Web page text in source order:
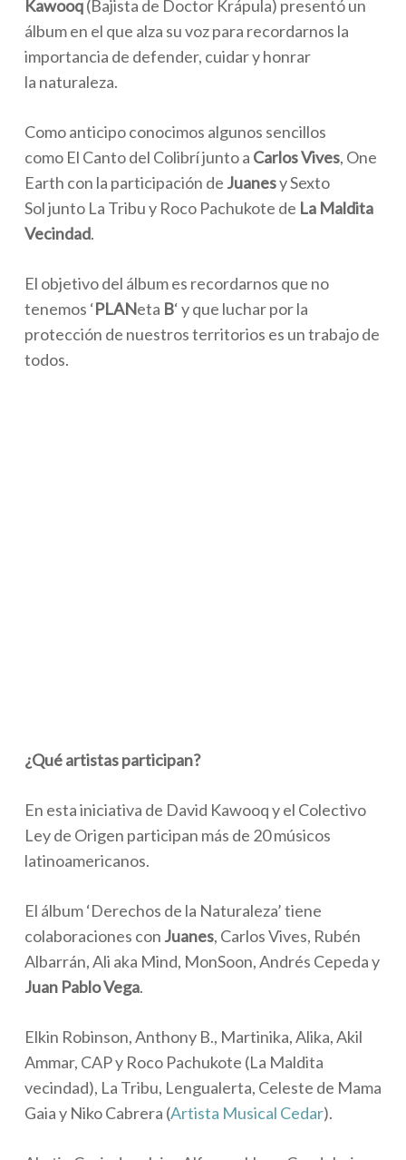
Kawooq(Bajista de Doctor Krápula) presentó un
álbum en el que alza su voz para recordarnos la
importancia de defender, cuidar y honrar
la naturaleza.
Como anticipo conocimos algunos sencillos
como El Canto del Colibrí junto a Carlos Vives, One
Earth con la participación de Juanesy Sexto
Sol junto La Tribu y Roco Pachukote de La Maldita
Vecindad.
El objetivo del álbum es recordarnos que no
tenemos ‘PLANeta B‘ y que luchar por la
protección de nuestros territorios es un trabajo de
todos.
¿Qué artistas participan?
En esta iniciativa de David Kawooq y el Colectivo
Ley de Origen participan más de 20 músicos
latinoamericanos.
El álbum ‘Derechos de la Naturaleza’ tiene
colaboraciones con Juanes, Carlos Vives, Rubén
Albarrán, Ali aka Mind, MonSoon, Andrés Cepeda y
Juan Pablo Vega.
Elkin Robinson, Anthony B., Martinika, Alika, Akil
Ammar, CAP y Roco Pachukote (La Maldita
vecindad), La Tribu, Lengualerta, Celeste de Mama
Gaia y Niko Cabrera (Artista Musical Cedar).